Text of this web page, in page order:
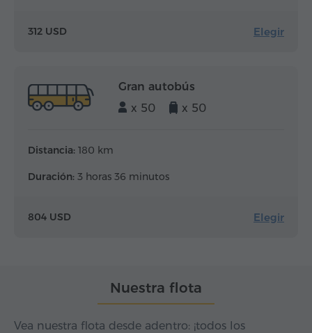
312 USD Elegir
Gran autobús
x 50
x 50
Distancia: 180 km
Duración: 3 horas 36 minutos
804 USD Elegir
Nuestra flota
Vea nuestra flota desde adentro: ¡todos los